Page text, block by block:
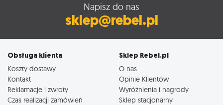
Napisz do nas
sklep@rebel.pl
Obsługa klienta
Koszty dostawy
Kontakt
Reklamacje i zwroty
Czas realizacji zamówień
Sklep Rebel.pl
O nas
Opinie Klientów
Wyróżnienia i nagrody
Sklep stacjonarny